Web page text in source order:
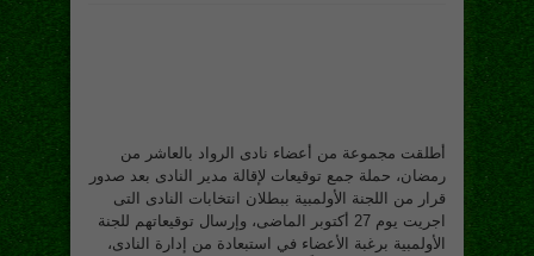
أطلقت مجموعة من أعضاء نادى الرواد بالعاشر من
رمضان، حملة جمع توقيعات لإقالة مدير النادى بعد صدور
قرار من اللجنة الأولمبية ببطلان انتخابات النادى التى
اجريت يوم 27 أكتوبر الماضى، وإرسال توقيعاتهم للجنة
الأولمبية برغبة الأعضاء في استبعادة من إدارة النادى،